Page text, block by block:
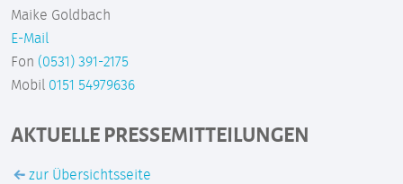
Maike Goldbach
E-Mail
Fon (0531) 391-2175
Mobil 0151 54979636
AKTUELLE PRESSEMITTEILUNGEN
zur Übersichtsseite